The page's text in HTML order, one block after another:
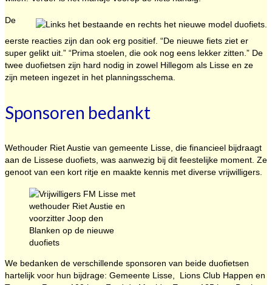
De
eerste reacties zijn dan ook erg positief. “De nieuwe fiets ziet er
super gelikt uit.” “Prima stoelen, die ook nog eens lekker zitten.” De
twee duofietsen zijn hard nodig in zowel Hillegom als Lisse en ze
zijn meteen ingezet in het planningsschema.
Sponsoren bedankt
Wethouder Riet Austie van gemeente Lisse, die financieel bijdraagt
aan de Lissese duofiets, was aanwezig bij dit feestelijke moment. Ze
genoot van een kort ritje en maakte kennis met diverse vrijwilligers.
We bedanken de verschillende sponsoren van beide duofietsen
hartelijk voor hun bijdrage: Gemeente Lisse, Lions Club Happen en